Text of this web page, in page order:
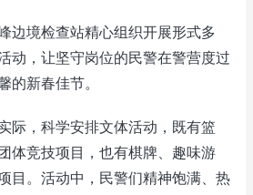
境检查站精心组织开展形式多
动，让坚守岗位的民警在警营度过
的新春佳节。
，科学安排文体活动，既有篮
体竞技项目，也有棋牌、趣味游
目。活动中，民警们精神饱满、热